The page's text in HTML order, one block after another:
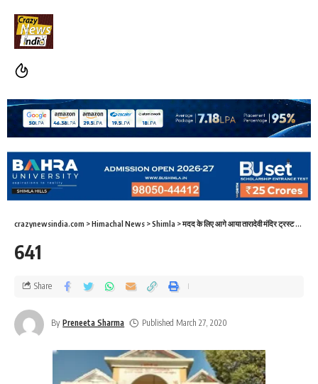
crazynewsindia.com >Himachal News >Shimla >मदद के लिए आगे आया तारादेवी मंदिर ट्रस्ट व संस्था
641
By Preneeta Sharma Published March 27, 2020
Share